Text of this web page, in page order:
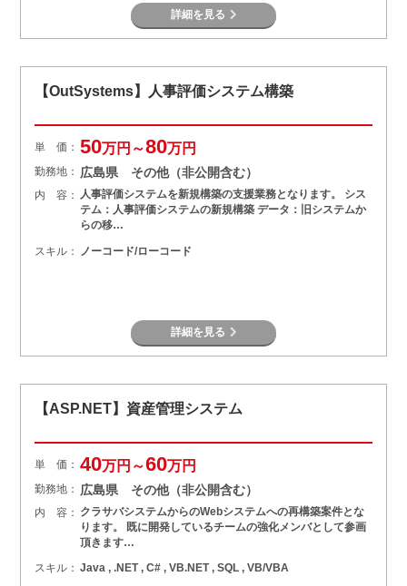
詳細を見る
【OutSystems】人事評価システム構築
単 価： 50万円～80万円
勤務地： 広島県 その他（非公開含む）
内 容： 人事評価システムを新規構築の支援業務となります。 シス
テム：人事評価システムの新規構築 データ：旧システムか
らの移…
スキル： ノーコード/ローコード
詳細を見る
【ASP.NET】資産管理システム
単 価： 40万円～60万円
勤務地： 広島県 その他（非公開含む）
内 容： クラサバシステムからのWebシステムへの再構築案件とな
ります。 既に開発しているチームの強化メンバとして参画
頂きます…
スキル： Java , .NET , C# , VB.NET , SQL , VB/VBA